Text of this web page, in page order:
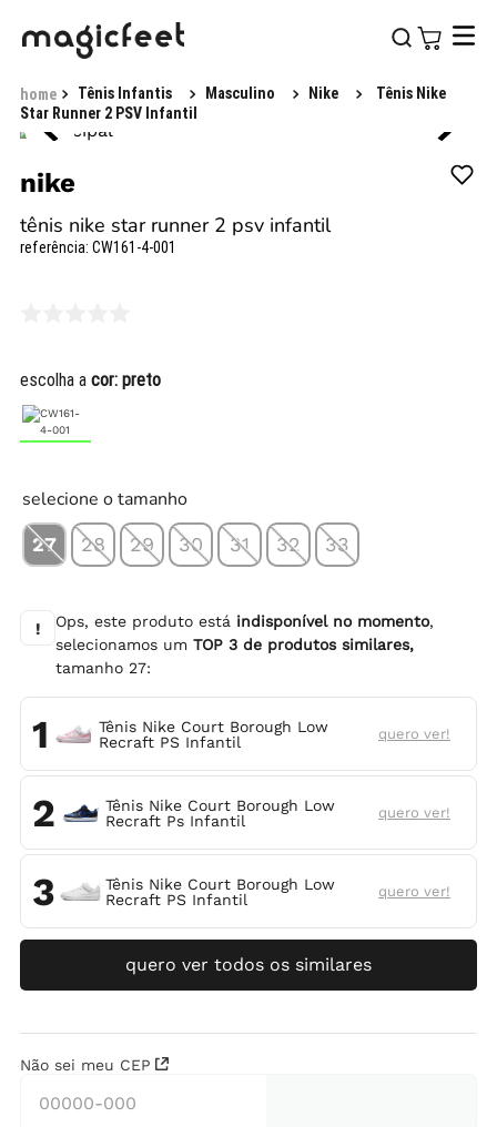
Tênis Infantis Masculino Nike
Tênis Nike
Star Runner 2 PSV Infantil
nike
tênis nike star runner 2 psv infantil
referência: CW161-4-001
escolha a cor: preto
selecione o tamanho
27 28 29 30 31 32 33
! Ops, este produto está indisponível no momento,
selecionamos umTOP3 de produtos similares,
tamanho 27:
1
Tênis Nike Court Borough Low
Recraft PS Infantil
quero ver!
2
Tênis Nike Court Borough Low
Recraft Ps Infantil
quero ver!
3
Tênis Nike Court Borough Low
Recraft PS Infantil
quero ver!
quero ver todos os similares
Não sei meu CEP